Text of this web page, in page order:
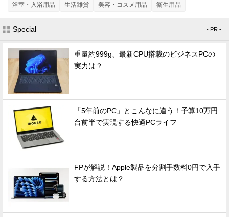
浴室・入浴用品 生活雑貨 美容・コスメ用品 衛生用品
Special - PR -
重量約999g、最新CPU搭載のビジネスPCの
実力は？
「5年前のPC」とこんなに違う！予算10万円
台前半で実現する快適PCライフ
FPが解説！Apple製品を分割手数料0円で入手
する方法とは？